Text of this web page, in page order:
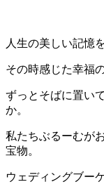
人生の美しい記憶
その時感じた幸福
ずっとそばに置い
か。
私たちぶるーむが
宝物。
ウェディングブー